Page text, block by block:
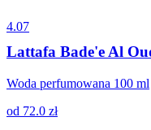
4.07
Lattafa Bade'e Al
Woda perfumowana 100 ml
od 72.0 zł